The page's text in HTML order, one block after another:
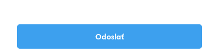
Odoslať